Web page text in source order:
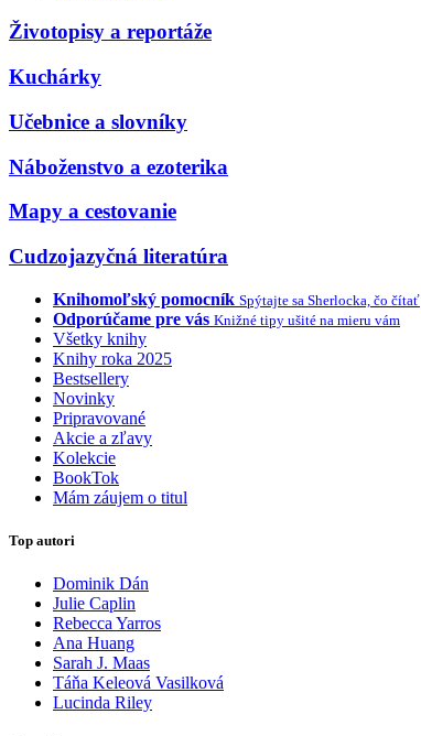
Životopisy a reportáže
Kuchárky
Učebnice a slovníky
Náboženstvo a ezoterika
Mapy a cestovanie
Cudzojazyčná literatúra
Knihomoľský pomocník Spýtajte sa Sherlocka, čo čítať
Odporúčame pre vás Knižné tipy ušité na mieru vám
Všetky knihy
Knihy roka 2025
Bestsellery
Novinky
Pripravované
Akcie a zľavy
Kolekcie
BookTok
Mám záujem o titul
Top autori
Dominik Dán
Julie Caplin
Rebecca Yarros
Ana Huang
Sarah J. Maas
Táňa Keleová Vasilková
Lucinda Riley